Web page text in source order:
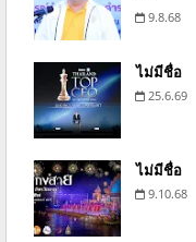
9.8.68
ไม่มีชื่อ
25.6.69
ไม่มีชื่อ
9.10.68